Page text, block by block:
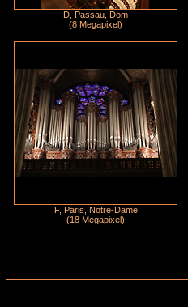
D, Passau, Dom
(8 Megapixel)
F, Paris, Notre-Dame
(18 Megapixel)